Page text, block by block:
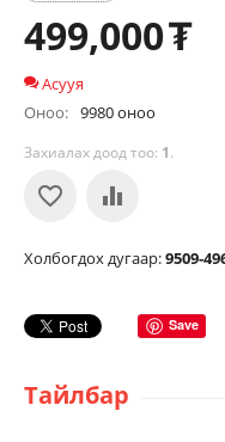
499,000₮
Асууя
Оноо: 9980 оноо
Захиалах доод тоо: 1.
Холбогдох дугаар:9509-
Save
Тайлбар